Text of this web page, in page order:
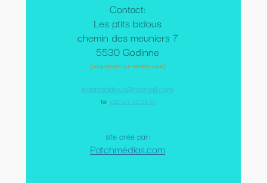
Contact:
Les ptits bidous
chemin des meuniers 7
5530 Godinne
(uniquement sur rendez-vous)
lesptitsbidous@hotmail.com
Tel: +32 477 47 05 17
site créé par:
Patchmédias.com